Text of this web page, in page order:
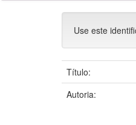
Use este
Título:
Autoria: